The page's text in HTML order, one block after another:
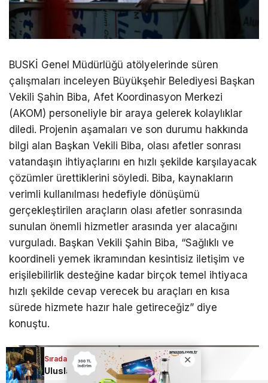
Sıradaki Haber
BUSKİ Genel Müdürlüğü atölyelerinde süren
çalışmaları inceleyen Büyükşehir Belediyesi Başkan
Vekili Şahin Biba, Afet Koordinasyon Merkezi
(AKOM) personeliyle bir araya gelerek kolaylıklar
diledi. Projenin aşamaları ve son durumu hakkında
bilgi alan Başkan Vekili Biba, olası afetler sonrası
vatandaşın ihtiyaçlarını en hızlı şekilde karşılayacak
çözümler ürettiklerini söyledi. Biba, kaynakların
verimli kullanılması hedefiyle dönüşümü
gerçekleştirilen araçların olası afetler sonrasında
sunulan önemli hizmetler arasında yer alacağını
vurguladı. Başkan Vekili Şahin Biba, “Sağlıklı ve
koordineli yemek ikramından kesintisiz iletişim ve
erişilebilirlik desteğine kadar birçok temel ihtiyaca
hızlı şekilde cevap verecek bu araçları en kısa
sürede hizmete hazır hale getireceğiz” diye
konuştu.
Sıradaki Haber